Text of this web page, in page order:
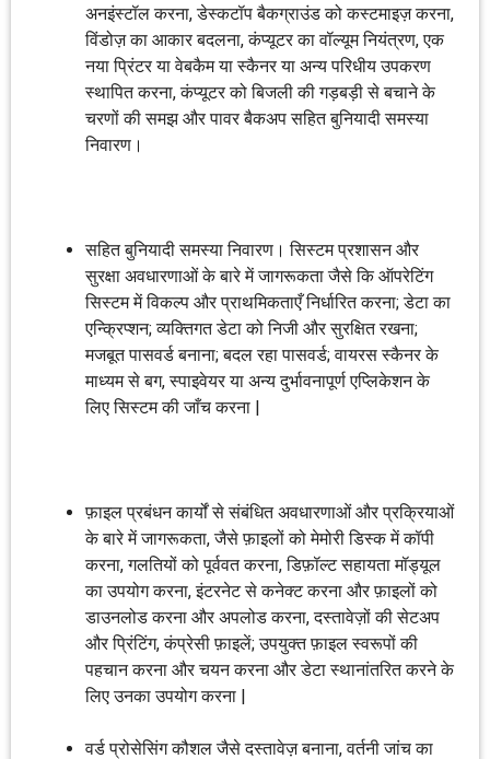
अनइंस्टॉल करना, डेस्कटॉप बैकग्राउंड को कस्टमाइज़ करना,
विंडोज़ का आकार बदलना, कंप्यूटर का वॉल्यूम नियंत्रण, एक
नया प्रिंटर या वेबकैम या स्कैनर या अन्य परिधीय उपकरण
स्थापित करना, कंप्यूटर को बिजली की गड़बड़ी से बचाने के
चरणों की समझ और पावर बैकअप सहित बुनियादी समस्या
निवारण।
सहित बुनियादी समस्या निवारण। सिस्टम प्रशासन और
सुरक्षा अवधारणाओं के बारे में जागरूकता जैसे कि ऑपरेटिंग
सिस्टम में विकल्प और प्राथमिकताएँ निर्धारित करना; डेटा का
एन्क्रिप्शन; व्यक्तिगत डेटा को निजी और सुरक्षित रखना;
मजबूत पासवर्ड बनाना; बदल रहा पासवर्ड; वायरस स्कैनर के
माध्यम से बग, स्पाइवेयर या अन्य दुर्भावनापूर्ण एप्लिकेशन के
लिए सिस्टम की जाँच करना |
फ़ाइल प्रबंधन कार्यों से संबंधित अवधारणाओं और प्रक्रियाओं
के बारे में जागरूकता, जैसे फ़ाइलों को मेमोरी डिस्क में कॉपी
करना, गलतियों को पूर्ववत करना, डिफ़ॉल्ट सहायता मॉड्यूल
का उपयोग करना, इंटरनेट से कनेक्ट करना और फ़ाइलों को
डाउनलोड करना और अपलोड करना, दस्तावेज़ों की सेटअप
और प्रिंटिंग, कंप्रेसी फ़ाइलें; उपयुक्त फ़ाइल स्वरूपों की
पहचान करना और चयन करना और डेटा स्थानांतरित करने के
लिए उनका उपयोग करना |
वर्ड प्रोसेसिंग कौशल जैसे दस्तावेज़ बनाना, वर्तनी जांच का